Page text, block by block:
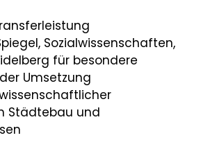
Sozialwissenschaften,
für besondere
Umsetzung
Städtebau und